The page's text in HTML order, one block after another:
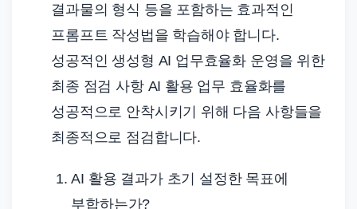
결과물의 형식 등을 포함하는 효과적인
프롬프트 작성법을 학습해야 합니다.
성공적인 생성형 AI 업무효율화 운영을 위한
최종 점검 사항 AI 활용 업무 효율화를
성공적으로 안착시키기 위해 다음 사항들을
최종적으로 점검합니다.
AI 활용 결과가 초기 설정한 목표에
부합하는가?